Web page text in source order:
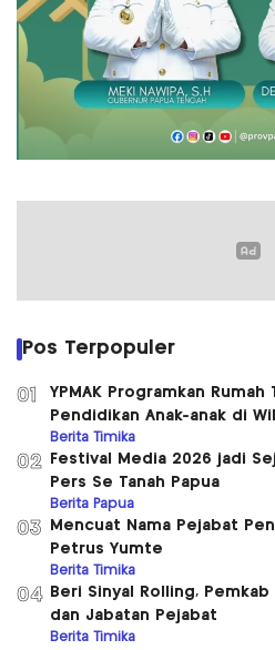
Pos Terpopuler
01
YPMAK Programkan
Pendidikan Anak-anak di
Berita Timika
02
Festival Media 2026 jadi
Pers Se Tanah Papua
Berita Papua
03
Mencuat Nama Pejabat
Petrus Yumte
Berita Timika
04
Beri Sinyal Rolling,
dan Jabatan Pejabat
Berita Timika